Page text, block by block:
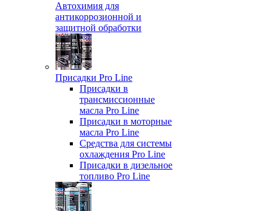
Автохимия для
антикоррозионной и
защитной обработки
Присадки Pro Line
Присадки в
трансмиссионные
масла Pro Line
Присадки в моторные
масла Pro Line
Средства для системы
охлаждения Pro Line
Присадки в дизельное
топливо Pro Line